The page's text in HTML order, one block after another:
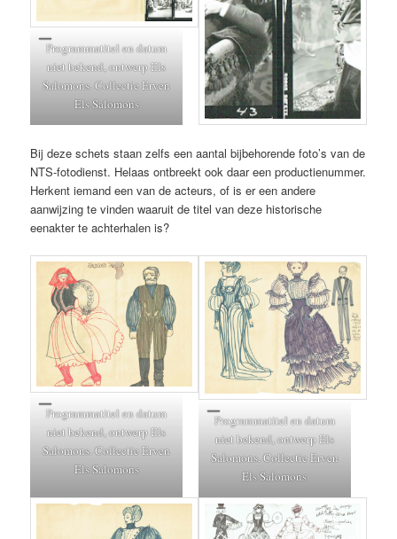
Programmatitel en datum
niet bekend, ontwerp Els
Salomons. Collectie Erven
Els Salomons
Bij deze schets staan zelfs een aantal bijbehorende foto’s van de
NTS-fotodienst. Helaas ontbreekt ook daar een productienummer.
Herkent iemand een van de acteurs, of is er een andere
aanwijzing te vinden waaruit de titel van deze historische
eenakter te achterhalen is?
Programmatitel en datum
niet bekend, ontwerp Els
Salomons. Collectie Erven
Els Salomons
Programmatitel en datum
niet bekend, ontwerp Els
Salomons. Collectie Erven
Els Salomons